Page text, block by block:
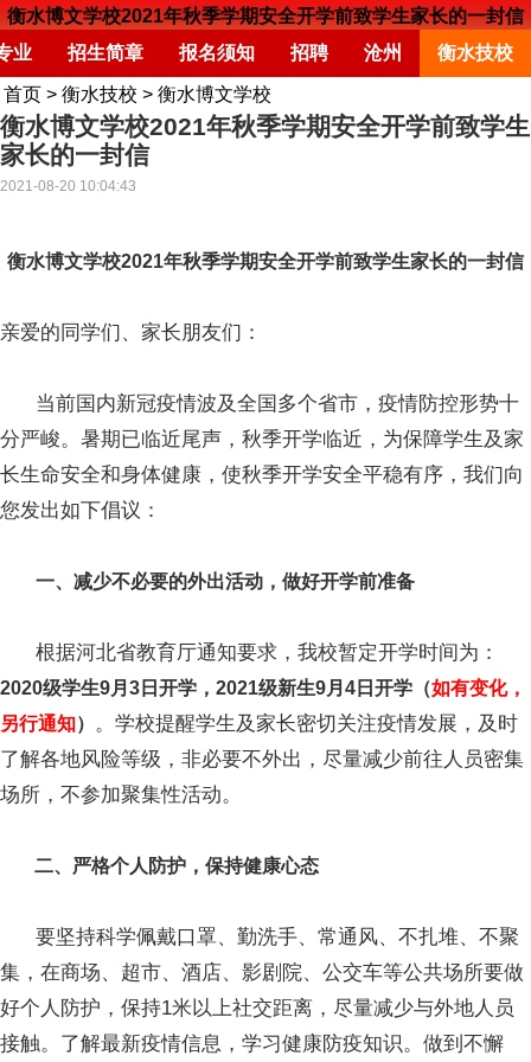
衡水博文学校2021年秋季学期安全开学前致学生家长的一封信
业
招生简章 报名须知 招聘 沧州 衡水技校
首页 > 衡水技校 > 衡水博文学校
衡水博文学校2021年秋季学期安全开学前致学生
家长的一封信
2021-08-20 10:04:43
衡水博文学校2021年秋季学期安全开学前致学生家长的一封信
亲爱的同学们、家长朋友们：
当前国内新冠疫情波及全国多个省市，疫情防控形势十
分严峻。暑期已临近尾声，秋季开学临近，为保障学生及家
长生命安全和身体健康，使秋季开学安全平稳有序，我们向
您发出如下倡议：
一、减少不必要的外出活动，做好开学前准备
根据河北省教育厅通知要求，我校暂定开学时间为：
2020级学生9月3日开学，2021级新生9月4日开学（如有变化，
另行通知） 。学校提醒学生及家长密切关注疫情发展，及时
了解各地风险等级，非必要不外出，尽量减少前往人员密集
场所，不参加聚集性活动。
二、严格个人防护，保持健康心态
要坚持科学佩戴口罩、勤洗手、常通风、不扎堆、不聚
集，在商场、超市、酒店、影剧院、公交车等公共场所要做
好个人防护，保持1米以上社交距离，尽量减少与外地人员
接触。了解最新疫情信息，学习健康防疫知识。做到不懈